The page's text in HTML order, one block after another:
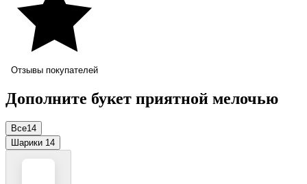
Отзывы покупателей
Дополните букет приятной мелочью
Все14
Шарики 14